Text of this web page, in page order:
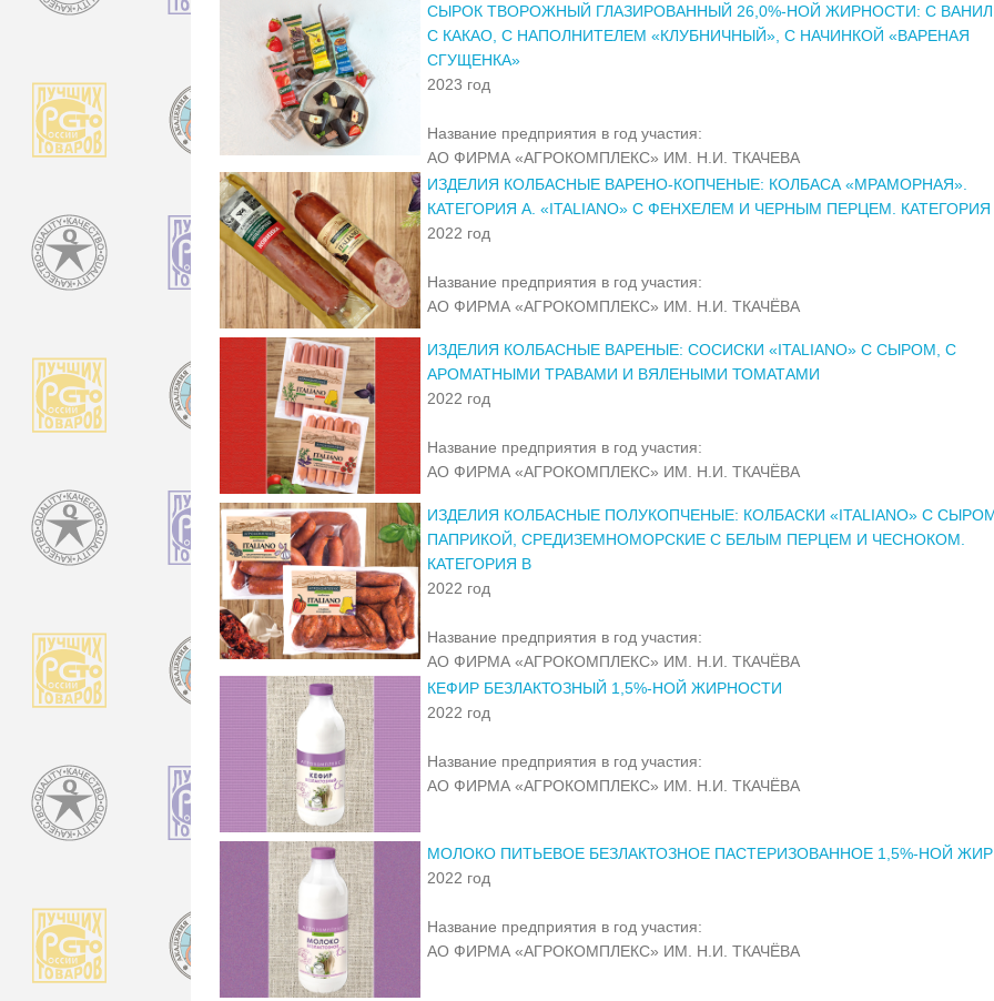
СЫРОК ТВОРОЖНЫЙ ГЛАЗИРОВАННЫЙ 26,0%-НОЙ ЖИРНОСТИ: С
С КАКАО, С НАПОЛНИТЕЛЕМ «КЛУБНИЧНЫЙ», С НАЧИНКОЙ «ВАРЕНАЯ
СГУЩЕНКА»
2023 год
Название предприятия в год участия:
АО ФИРМА «АГРОКОМПЛЕКС» ИМ. Н.И. ТКАЧЕВА
ИЗДЕЛИЯ КОЛБАСНЫЕ ВАРЕНО-КОПЧЕНЫЕ: КОЛБАСА «МРАМОРНАЯ».
КАТЕГОРИЯ А. «ITALIANO» С ФЕНХЕЛЕМ И ЧЕРНЫМ ПЕРЦЕМ. КАТЕГОРИЯ
2022 год
Название предприятия в год участия:
АО ФИРМА «АГРОКОМПЛЕКС» ИМ. Н.И. ТКАЧЁВА
ИЗДЕЛИЯ КОЛБАСНЫЕ ВАРЕНЫЕ: СОСИСКИ «ITALIANO» С СЫРОМ, С
АРОМАТНЫМИ ТРАВАМИ И ВЯЛЕНЫМИ ТОМАТАМИ
2022 год
Название предприятия в год участия:
АО ФИРМА «АГРОКОМПЛЕКС» ИМ. Н.И. ТКАЧЁВА
ИЗДЕЛИЯ КОЛБАСНЫЕ ПОЛУКОПЧЕНЫЕ: КОЛБАСКИ «ITALIANO» С
ПАПРИКОЙ, СРЕДИЗЕМНОМОРСКИЕ С БЕЛЫМ ПЕРЦЕМ И ЧЕСНОКОМ.
КАТЕГОРИЯ В
2022 год
Название предприятия в год участия:
АО ФИРМА «АГРОКОМПЛЕКС» ИМ. Н.И. ТКАЧЁВА
КЕФИР БЕЗЛАКТОЗНЫЙ 1,5%-НОЙ ЖИРНОСТИ
2022 год
Название предприятия в год участия:
АО ФИРМА «АГРОКОМПЛЕКС» ИМ. Н.И. ТКАЧЁВА
МОЛОКО ПИТЬЕВОЕ БЕЗЛАКТОЗНОЕ ПАСТЕРИЗОВАННОЕ 1,5%-НОЙ
2022 год
Название предприятия в год участия:
АО ФИРМА «АГРОКОМПЛЕКС» ИМ. Н.И. ТКАЧЁВА